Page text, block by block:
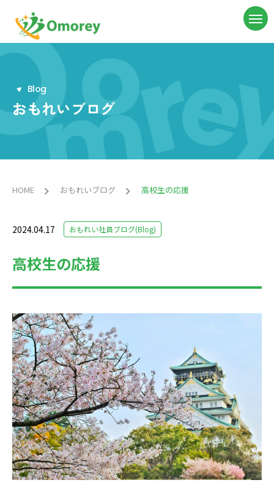
Blog
おもれいブログ
HOME おもれいブログ 高校生の応援
2024.04.17 おもれい社員ブログ(Blog)
高校生の応援